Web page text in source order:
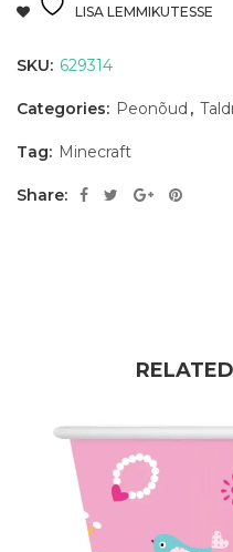
LISA LEMMIKUTESSE
SKU: 629314
Categories: Peonõud ,
Tag: Minecraft
Share: